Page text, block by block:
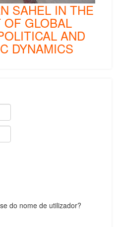
SAHEL IN THE
OF GLOBAL
AND
DYNAMICS
do nome de utilizador?